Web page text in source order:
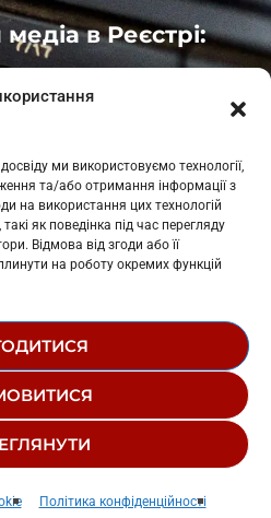
ми використовуємо технології,
та/або отримання інформації з
на використання цих технологій
як поведінка під час перегляду
Відмова від згоди або її
на роботу окремих функцій
Політика конфіденційності
в Реєстрі:
ПОЛЮС»